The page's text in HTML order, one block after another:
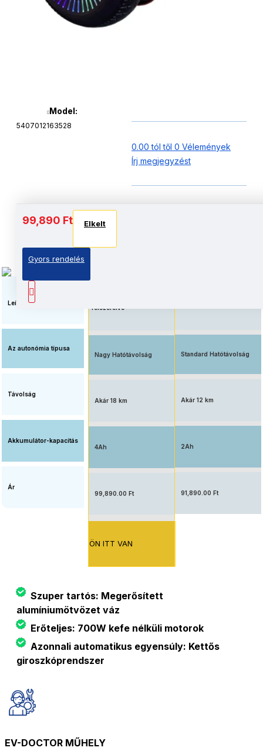
Model:
5407012163528
0.00 tól től 0 Vélemények
Írj megjegyzést
99,890 Ft Elkelt
Gyors rendelés
Akkumulátor és autonómia
Leírás
Az autonómia típusa
Távolság
Akkumulátor-kapacitás
Ár
felszerelve
Nagy Hatótávolság
Akár 18 km
4Ah
99,890.00 Ft
ÖN ITT VAN
Standard Hatótávolság
Akár 12 km
2Ah
91,890.00 Ft
Szuper tartós: Megerősített
alumíniumötvözet váz
Erőteljes: 700W kefe nélküli motorok
Azonnali automatikus egyensúly: Kettős
giroszkóprendszer
EV-DOCTOR MŰHELY